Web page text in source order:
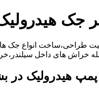
جک
طراحی،ساخت انواع جک
داخل سیلندر،خرابی راد،تعویض و
هیدرولیک در